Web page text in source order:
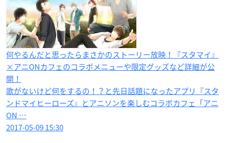
何やるんだと思ったらまさかのストーリー放映！『スタマイ』
×アニONカフェのコラボメニューや限定グッズなど詳細が公
開！
歌がないけど何をするの！？と先日話題になったアプリ『スタ
ンドマイヒーローズ』とアニソンを楽しむコラボカフェ「アニ
ON …
2017-05-09 15:30